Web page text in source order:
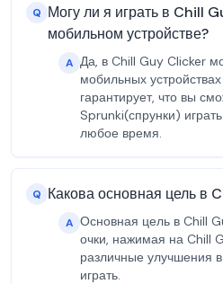
Q Могу ли я играть в Chill
мобильном устройстве?
A Да, в Chill Guy Clicker
мобильных
гарантирует, что вы
Sprunki(спрунки)
любое время.
Q Какова основная цель в
A Основная цель в Chill
очки, нажимая на Chill
различные улучшения
играть.